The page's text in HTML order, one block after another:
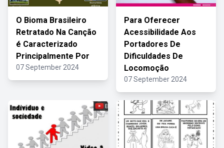
O Bioma Brasileiro
Retratado Na Canção
é Caracterizado
Principalmente Por
07 September 2024
Para Oferecer
Acessibilidade Aos
Portadores De
Dificuldades De
Locomoção
07 September 2024